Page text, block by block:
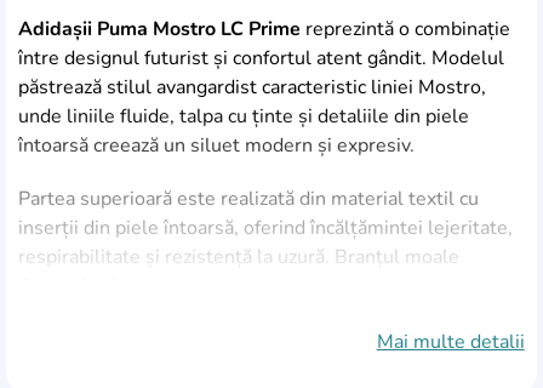
Adidașii Puma Mostro LC Prime reprezintă o combinație
între designul futurist și confortul atent gândit. Modelul
păstrează stilul avangardist caracteristic liniei Mostro,
unde liniile fluide, talpa cu ținte și detaliile din piele
întoarsă creează un siluet modern și expresiv.
Partea superioară este realizată din material textil cu
inserții din piele întoarsă, oferind încălțămintei lejeritate,
respirabilitate și rezistență la uzură. Branțul moale
Mai multe detalii